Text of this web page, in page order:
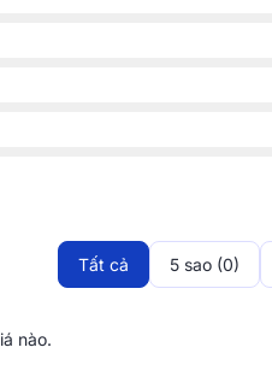
trình sản xuất cho đến thiết
gian. Sở hữu những sản
Tất cả 5 sao (0)
nào.